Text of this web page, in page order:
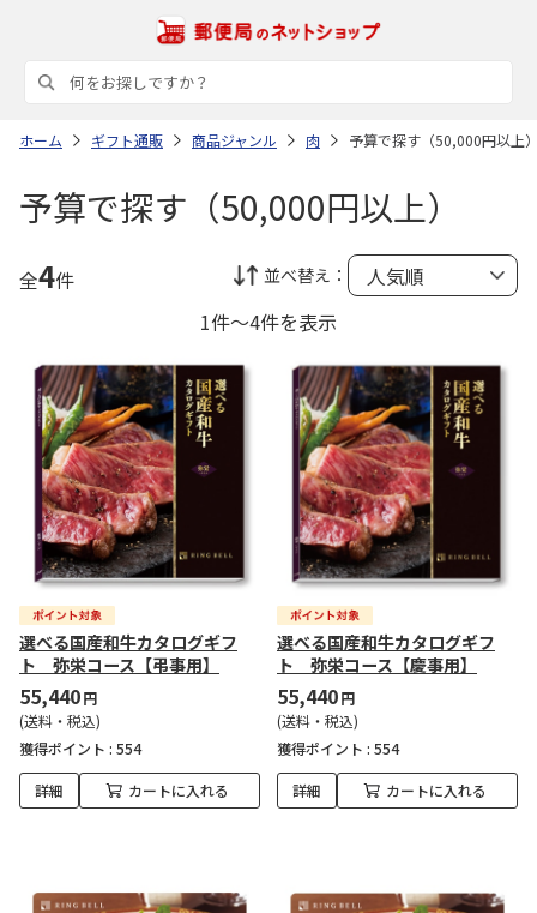
ホーム ギフト通販 商品ジャンル 肉 予算で探す（50,000円以上
予算で探す（50,000円以上）
全4件 並べ替え：
1件～4件を表示
選べる国産和牛カタログギフ
ト 弥栄コース【弔事用】
55,440円
(送料・税込)
獲得ポイント : 554
詳細 カートに入れる
選べる国産和牛カタログギフ
ト 弥栄コース【慶事用】
55,440円
(送料・税込)
獲得ポイント : 554
詳細 カートに入れる